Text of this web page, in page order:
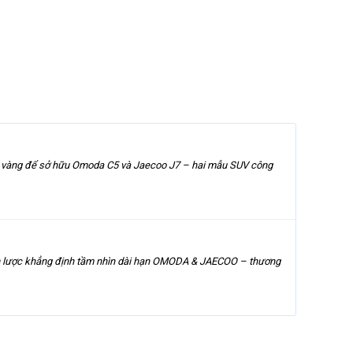
để sở hữu Omoda C5 và Jaecoo J7 – hai mẫu SUV công
khẳng định tầm nhìn dài hạn OMODA & JAECOO – thương